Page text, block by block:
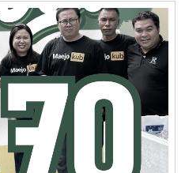
มุ่งมั่นของคณะกรรมการบริหาร
ค์กิจกรรมและโครงการที่เป็น
ยแม่โจ้ และสังคม ตลอดจนสาน
อบครัวแม่โจ้" ให้แน่นแฟ้นและ
ก่า คือพลังสำคัญในการขับ
สมาคมศิษย์เก่าแม่โจ้ #MAA
ษย์เก่าแม่โจ้ #ครอบครัวแม่โจ้
มการบริหารสมาคมศิษย์เก่าแม่